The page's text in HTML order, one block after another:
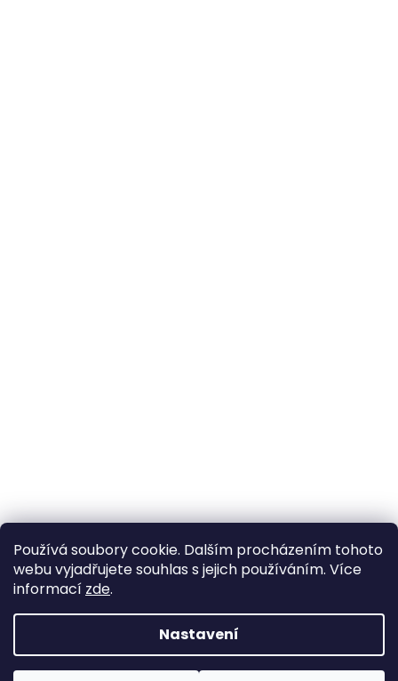
Používá soubory cookie. Dalším procházením tohoto
webu vyjadřujete souhlas s jejich používáním. Více
informací zde.
Nastavení
Pokud u nás nenajdete konkrétní produkt, neváhejte se
Vytvořil Shoptet